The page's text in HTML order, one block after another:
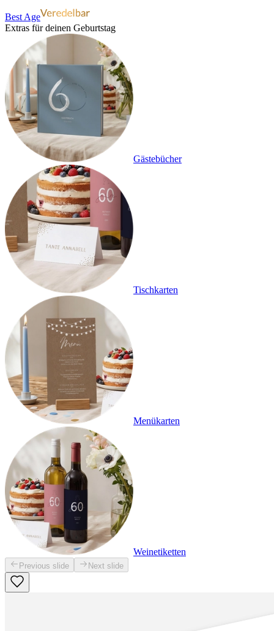
Best Age
Extras für deinen Geburtstag
Gästebücher
Tischkarten
Menükarten
Weinetiketten
Previous slide Next slide